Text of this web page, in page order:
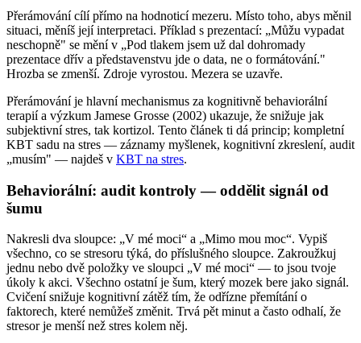
Přerámování cílí přímo na hodnoticí mezeru. Místo toho, abys měnil
situaci, měníš její interpretaci. Příklad s prezentací: „Můžu vypadat
neschopně" se mění v „Pod tlakem jsem už dal dohromady
prezentace dřív a představenstvu jde o data, ne o formátování."
Hrozba se zmenší. Zdroje vyrostou. Mezera se uzavře.
Přerámování je hlavní mechanismus za kognitivně behaviorální
terapií a výzkum Jamese Grosse (2002) ukazuje, že snižuje jak
subjektivní stres, tak kortizol. Tento článek ti dá princip; kompletní
KBT sadu na stres — záznamy myšlenek, kognitivní zkreslení, audit
„musím" — najdeš v KBT na stres.
Behaviorální: audit kontroly — oddělit signál od
šumu
Nakresli dva sloupce: „V mé moci“ a „Mimo mou moc“. Vypiš
všechno, co se stresoru týká, do příslušného sloupce. Zakroužkuj
jednu nebo dvě položky ve sloupci „V mé moci“ — to jsou tvoje
úkoly k akci. Všechno ostatní je šum, který mozek bere jako signál.
Cvičení snižuje kognitivní zátěž tím, že odřízne přemítání o
faktorech, které nemůžeš změnit. Trvá pět minut a často odhalí, že
stresor je menší než stres kolem něj.